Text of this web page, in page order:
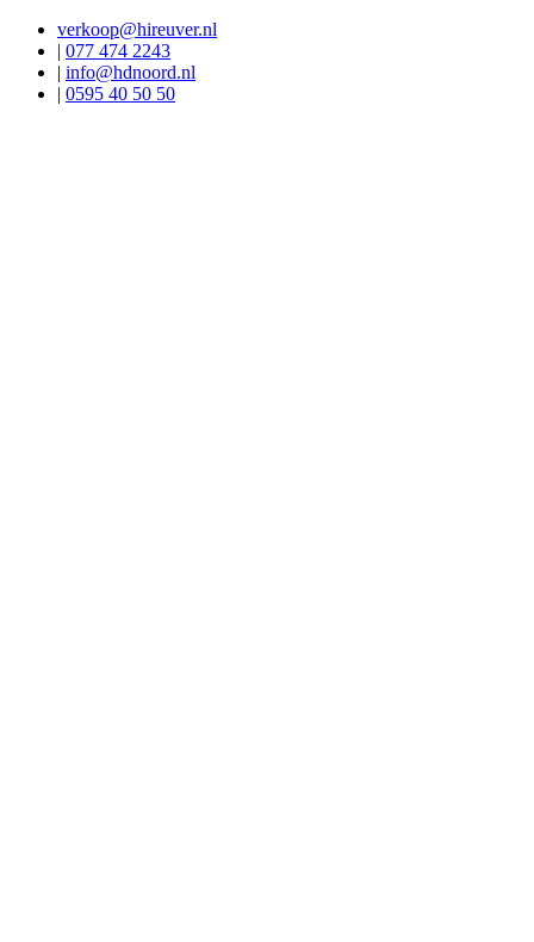
verkoop@hireuver.nl
| 077 474 2243
| info@hdnoord.nl
| 0595 40 50 50